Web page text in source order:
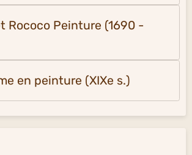
Rococo Peinture (1690 -
en peinture (XIXe s.)